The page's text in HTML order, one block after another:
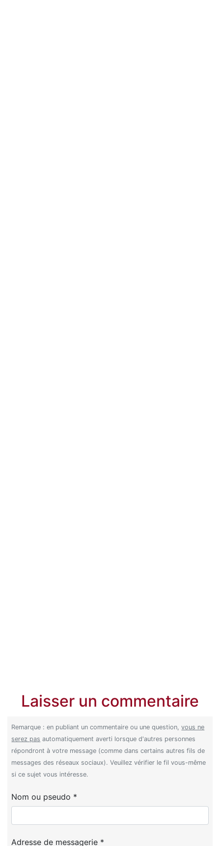
Laisser un commentaire
Remarque : en publiant un commentaire ou une question,vous ne
serez pas automatiquement averti lorsque d'autres personnes
répondront à votre message (comme dans certains autres fils de
messages des réseaux sociaux). Veuillez vérifier le fil vous-même
si ce sujet vous intéresse.
Nom ou pseudo *
Adresse de messagerie *